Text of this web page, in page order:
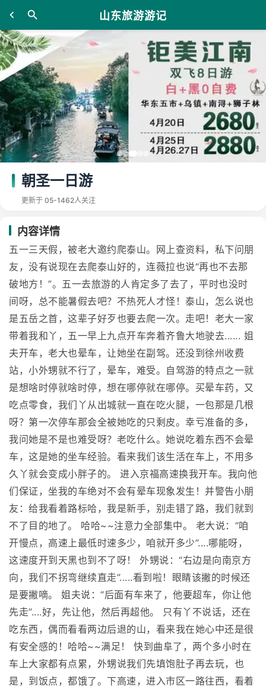
山东旅游游记
朝圣一日游
更新于 05-1462人关注
内容详情
五一三天假，被老大邀约爬泰山。网上查资料，私下问朋
友，没有说现在去爬泰山好的，连薇拉也说“再也不去那
破地方！”。五一去旅游的人肯定多了去了，平时也没时
间呀，总不能暑假去吧？不热死人才怪！泰山，怎么说也
是五岳之首，这辈子好歹也要去爬一次。走吧！老大一家
带着我和丫，五一早上九点开车奔着齐鲁大地驶去...... 姐
夫开车，老大也晕车，让她坐在副驾。还没到徐州收费
站，小外甥就不行了，晕车，难受。自驾游的特点之一就
是想啥时停就啥时停，想在哪停就在哪停。买晕车药，又
吃点零食，我们丫从出城就一直在吃火腿，一包那是几根
呀？第一次停车那会全被她吃的只剩皮。幸亏准备的多，
我问她是不是也难受呀？老吃什么。她说吃着东西不会晕
车，这是她的坐车经验。看来我们该生活在车上，不用多
久丫就会变成小胖子的。 进入京福高速换我开车。我向他
们保证，坐我的车绝对不会有晕车现象发生！并警告小朋
友：给我看着路标哈，我是新手，别走错了路，我们就到
不了目的地了。 哈哈~~注意力全部集中。 老大说：“咱
开慢点，高速上最低时速多少，咱就开多少”....哪能呀，
这速度开到天黑也到不了呀！ 外甥说：“右边是向南京方
向，我们不拐弯继续直走”.....看到啦！眼睛该撇的时候还
是要撇嘀。 姐夫说：“后面有车来了，他要超车，你让他
先走”....好，先让他，然后再超他。 只有丫不说话，还在
吃东西，偶而看看两边后退的山，看来我在她心中还是很
有安全感的！哈哈~~满足！ 快到曲阜了，两个多小时在
车上大家都有点累，外甥说我们先填饱肚子再去玩，也
是，到饭点，都饿了。下高速，进入市区一路往西，看着